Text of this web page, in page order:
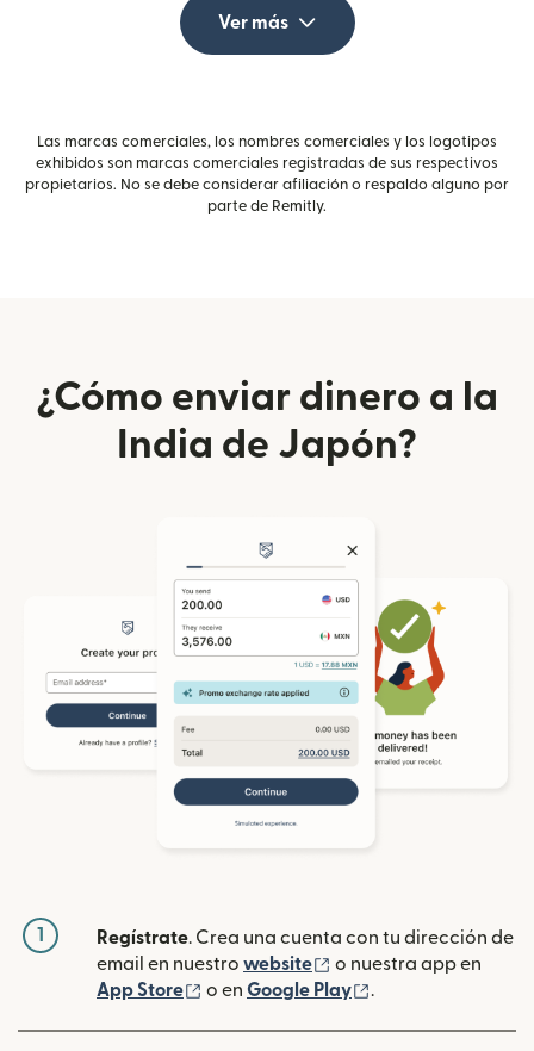
Ver más
Las marcas comerciales, los nombres comerciales y los logotipos
exhibidos son marcas comerciales registradas de sus respectivos
propietarios. No se debe considerar afiliación o respaldo alguno por
parte de Remitly.
¿Cómo enviar dinero a la
India de Japón?
1 Regístrate. Crea una cuenta con tu dirección de
email en nuestro website (se abre en una
o nuestra app en
App Store
(se abre en una ventana nueva)
o en Google Play (se abre en una
.